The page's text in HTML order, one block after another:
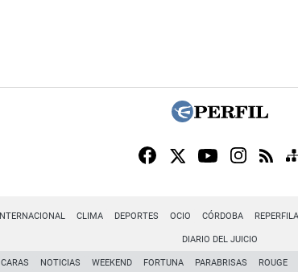
INTERNACIONAL CLIMA DEPORTES OCIO CÓRDOBA
DIARIO DEL JUICIO
CARAS NOTICIAS WEEKEND FORTUNA PARABRISAS ROUGE